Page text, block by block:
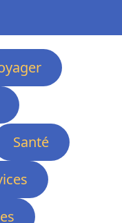
Santé